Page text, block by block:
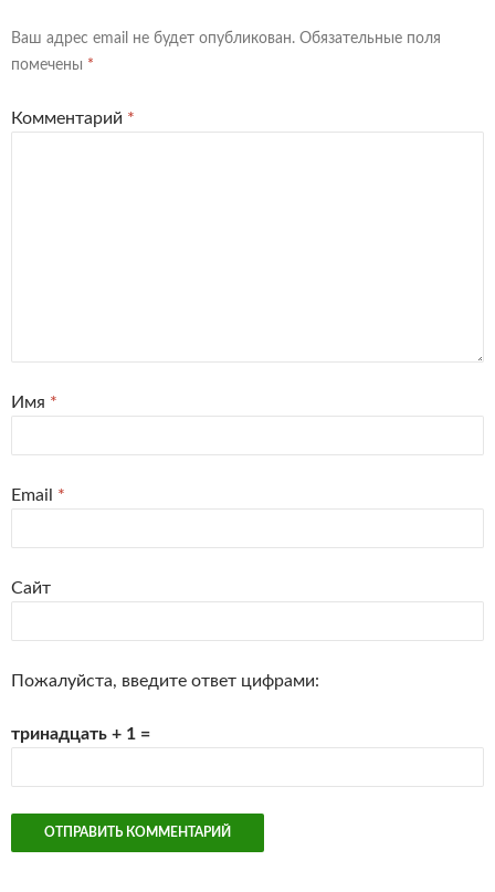
Ваш адрес email не будет опубликован. Обязательные поля
помечены *
Комментарий *
Имя *
Email *
Сайт
Пожалуйста, введите ответ цифрами:
тринадцать + 1 =